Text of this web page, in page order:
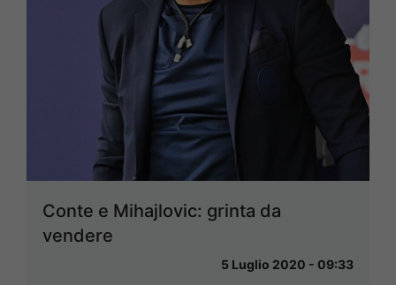
Conte e Mihajlovic: grinta da
vendere
5 Luglio 2020 - 09:33